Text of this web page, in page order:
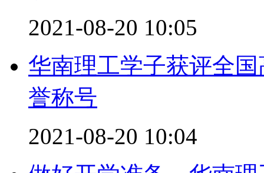
2021-08-20 10:05
华南理工学子获评全
誉称号
2021-08-20 10:04